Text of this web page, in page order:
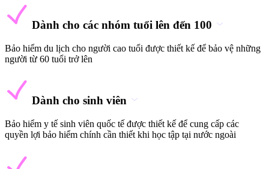
Dành cho các nhóm tuổi lên đến 100
Bảo hiểm du lịch cho người cao tuổi được thiết kế để bảo vệ những
người từ 60 tuổi trở lên
Dành cho sinh viên
Bảo hiểm y tế sinh viên quốc tế được thiết kế để cung cấp các
quyền lợi bảo hiểm chính cần thiết khi học tập tại nước ngoài